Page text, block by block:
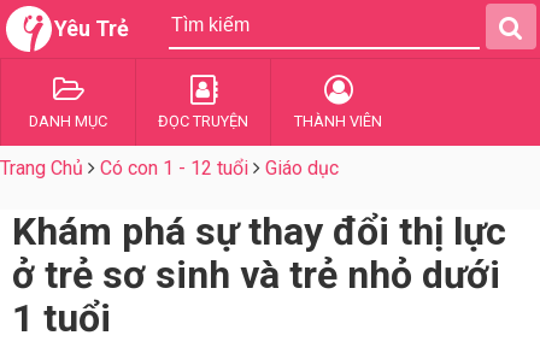
Yêu Trẻ
DANH MỤC ĐỌC TRUYỆN THÀNH VIÊN
Trang Chủ Có con 1 - 12 tuổi Giáo dục
Khám phá sự thay đổi thị lực
ở trẻ sơ sinh và trẻ nhỏ dưới
1 tuổi